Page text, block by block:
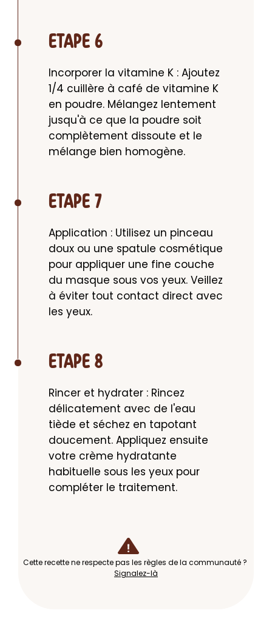
ETAPE 6
Incorporer la vitamine K : Ajoutez
1/4 cuillère à café de vitamine K
en poudre. Mélangez lentement
jusqu'à ce que la poudre soit
complètement dissoute et le
mélange bien homogène.
ETAPE 7
Application : Utilisez un pinceau
doux ou une spatule cosmétique
pour appliquer une fine couche
du masque sous vos yeux. Veillez
à éviter tout contact direct avec
les yeux.
ETAPE 8
Rincer et hydrater : Rincez
délicatement avec de l'eau
tiède et séchez en tapotant
doucement. Appliquez ensuite
votre crème hydratante
habituelle sous les yeux pour
compléter le traitement.
Cette recette ne respecte pas les règles de la communauté ?
Signalez-là